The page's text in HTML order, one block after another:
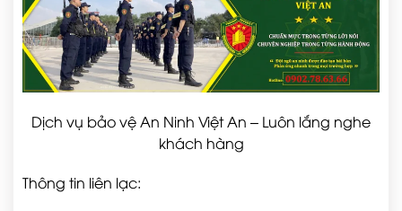
Dịch vụ bảo vệ An Ninh Việt An – Luôn lắng nghe
khách hàng
Thông tin liên lạc: